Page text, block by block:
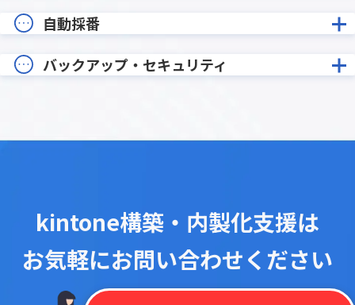
自動採番
バックアップ・セキュリティ
kintone構築・内製化支援は
お気軽にお問い合わせください